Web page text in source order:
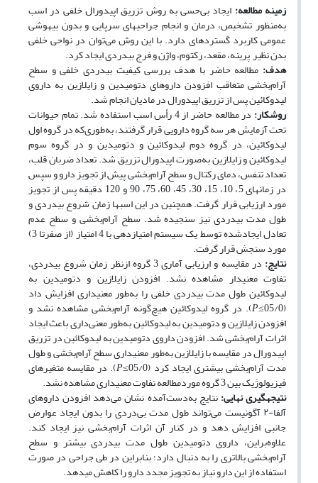
زمینه مطالعه: ایجاد ‌بی‌حسی به روش تزریق اپیدورال خلفی در اسب
به‌منظور تشخیص، درمان و انجام جراحی­های سرپایی و بدون بیهوشی
عمومی کاربرد گسترده­ای دارد. با این روش می‌توان در نواحی خلفی
بدن نظیر پرینه، مقعد، رکتوم، واژن و فرج بی­دردی ایجاد کرد.
هدف: مطالعه حاضر با هدف بررسی کیفیت بی­دردی خلفی و سطح
‌آرام‌بخشی متعاقب افزودن داروهای دتومیدین و زایلازین به داروی
لیدوکائین پس از تزریق اپیدورال در مادیان انجام شد.
روشکار: در مطالعه حاضر از 4 رأس اسب استفاده شد. تمام حیوانات
تحت آزمایش هر سه گروه دارویی قرار گرفتند، به‌طوری‌که در گروه اول
لیدوکائین، در گروه دوم لیدوکائین و دتومیدین و در گروه سوم
لیدوکائین و زایلازین به‌صورت اپیدورال تزریق شد. تعداد ضربان قلب،
تعداد تنفس، دمای رکتال و سطح ‌آرام‌بخشی پیش از تجویز دارو و سپس
در زمان­های 5، 10، 15، 30، 45، 60، 75، 90 و 120 دقیقه پس از تجویز
مورد ارزیابی قرار گرفت. همچنین در این اسب­ها زمان شروع بی­دردی و
طول مدت بی­دردی نیز سنجیده شد. سطح ‌آرام‌بخشی و سطح عدم
تعادل ایجاد‌شده توسط یک سیستم امتیاز‌دهی با 4 امتیاز (از صفرتا 3)
مورد سنجش قرار گرفت.
نتایج: در مقایسه و ارزیابی آماری 3 گروه از‌نظر زمان شروع بی­دردی،
تفاوت معنی­دار مشاهده نشد. افزودن زایلازین و دتومیدین به
لیدوکائین طول مدت بی­دردی خلفی را به‌طور معنی­داری افزایش داد
(05/0≥
P). در گروه لیدوکائین هیچ‌گونه ‌آرام‌بخشی مشاهده نشد و
افزودن زایلازین و دتومیدین به لیدوکائین به‌‎طور معنی‌داری باعث ایجاد
اثرات ‌آرام‌بخشی شد. افزودن داروی دتومیدین به لیدوکائین در تزریق
اپیدورال در مقایسه با زایلازین به‌طور معنی­داری سطح ‌آرام‌بخشی و طول
مدت ‌آرام‌بخشی بیشتری ایجاد کرد (05/0≥ P). در مقایسه متغیرهای
فیزیولوژیک بین 3 گروه مورد‌مطالعه تفاوت معنی­داری مشاهده نشد.
نتیجه­گیری نهایی:نتایج به‌دست‌آمده نشان می‌دهد افزودن داروهای
آلفا-۲ آگونیست می‌تواند طول مدت بی‌دردی را بدون ایجاد عوارض
جانبی افزایش دهد و در کنار آن اثرات ‌آرام‌بخشی نیز ایجاد کند.
علاوه‌بر‌این، داروی دتومیدین طول مدت بی­دردی بیشتر و سطح
‌آرام‌بخشی بالاتری را به دنبال دارد؛ بنابراین در طی جراحی در صورت
استفاده از این دارو نیاز به تجویز مجدد دارو را کاهش می­دهد.